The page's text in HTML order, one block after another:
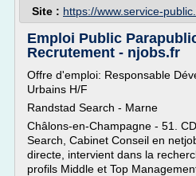
Site : https://www.service-
Emploi Public
Recrutement - njobs.fr
Offre d'emploi: Responsable
Urbains H/F
Randstad Search - Marne
Châlons-en-Champagne - 51.
Search, Cabinet Conseil en
directe, intervient dans la
profils Middle et Top